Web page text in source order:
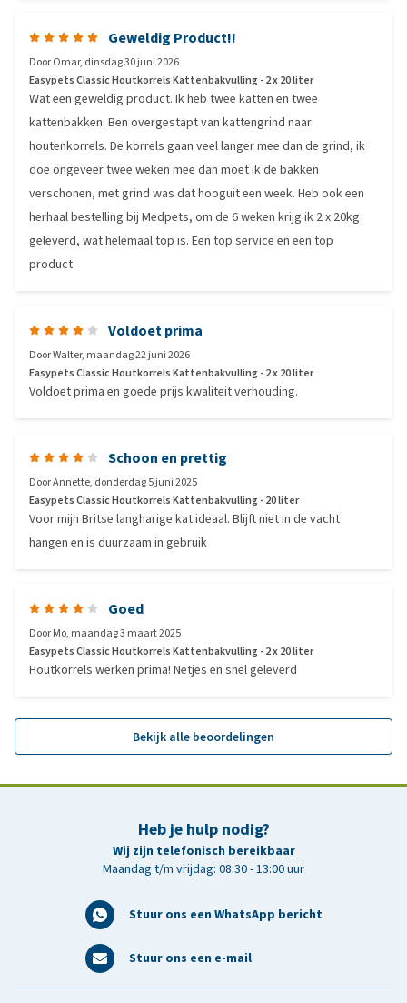
Geweldig Product!!
DoorOmar, dinsdag 30 juni 2026
Easypets Classic Houtkorrels Kattenbakvulling - 2 x 20 liter
Wat een geweldig product. Ik heb twee katten en twee
kattenbakken. Ben overgestapt van kattengrind naar
houtenkorrels. De korrels gaan veel langer mee dan de grind, ik
doe ongeveer twee weken mee dan moet ik de bakken
verschonen, met grind was dat hooguit een week. Heb ook een
herhaal bestelling bij Medpets, om de 6 weken krijg ik 2 x 20kg
geleverd, wat helemaal top is. Een top service en een top
product
Voldoet prima
DoorWalter, maandag 22 juni 2026
Easypets Classic Houtkorrels Kattenbakvulling - 2 x 20 liter
Voldoet prima en goede prijs kwaliteit verhouding.
Schoon en prettig
DoorAnnette, donderdag 5 juni 2025
Easypets Classic Houtkorrels Kattenbakvulling - 20 liter
Voor mijn Britse langharige kat ideaal. Blijft niet in de vacht
hangen en is duurzaam in gebruik
Goed
DoorMo, maandag 3 maart 2025
Easypets Classic Houtkorrels Kattenbakvulling - 2 x 20 liter
Houtkorrels werken prima! Netjes en snel geleverd
Bekijk alle beoordelingen
Heb je hulp nodig?
Wij zijn telefonisch bereikbaar
Maandag t/m vrijdag: 08:30 - 13:00 uur
Stuur ons een WhatsApp bericht
Stuur ons een e-mail